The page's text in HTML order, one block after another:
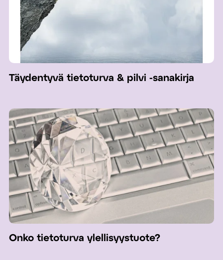
Täydentyvä tietoturva & pilvi -sanakirja
Onko tietoturva ylellisyystuote?